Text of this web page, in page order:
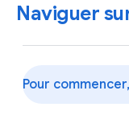
Naviguer
Pour